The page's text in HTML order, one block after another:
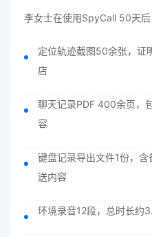
李女士在使用SpyCall 50天后
定位轨迹截图50余张，证
店
聊天记录PDF 400余页，
容
键盘记录导出文件1份，
送内容
环境录音12段，总时长约